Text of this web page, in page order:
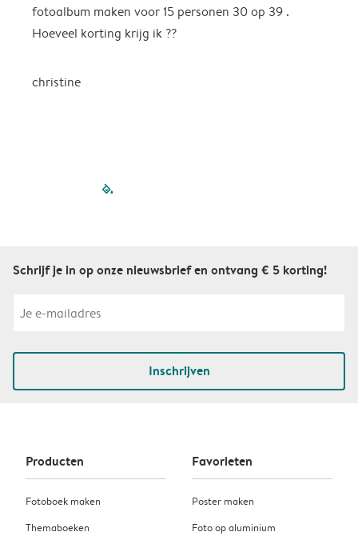
fotoalbum maken voor 15 personen 30 op 39 .
Hoeveel korting krijg ik ??
christine
filled-pagination
Schrijf je in op onze nieuwsbrief en ontvang € 5 korting!
Inschrijven
Producten
Fotoboek maken
Themaboeken
Favorieten
Poster maken
Foto op aluminium